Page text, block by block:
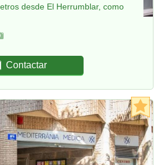
desde El Herrumblar, como
Contactar